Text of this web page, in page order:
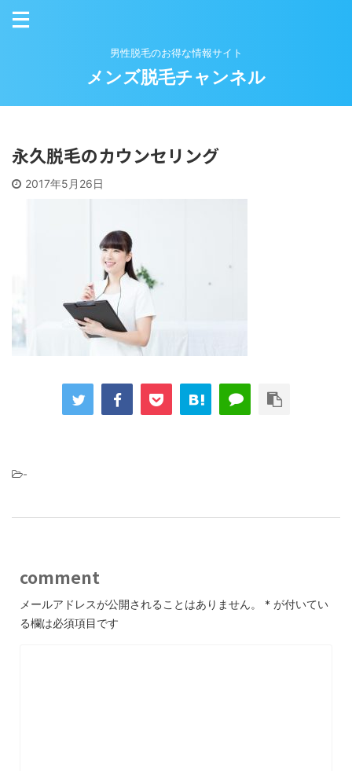
男性脱毛のお得な情報サイト
メンズ脱毛チャンネル
永久脱毛のカウンセリング
2017年5月26日
-
comment
メールアドレスが公開されることはありません。 * が付いてい
る欄は必須項目です